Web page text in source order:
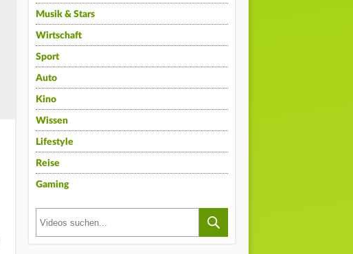
Musik & Stars
Wirtschaft
Sport
Auto
Kino
Wissen
Lifestyle
Reise
Gaming